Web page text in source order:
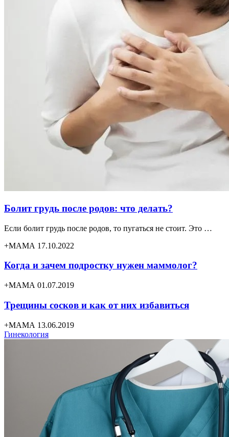
Болит грудь после родов: что делать?
Если болит грудь после родов, то пугаться не стоит. Это …
+МАМА 17.10.2022
Когда и зачем подростку нужен маммолог?
+МАМА 01.07.2019
Трещины сосков и как от них избавиться
+МАМА 13.06.2019
Гинекология